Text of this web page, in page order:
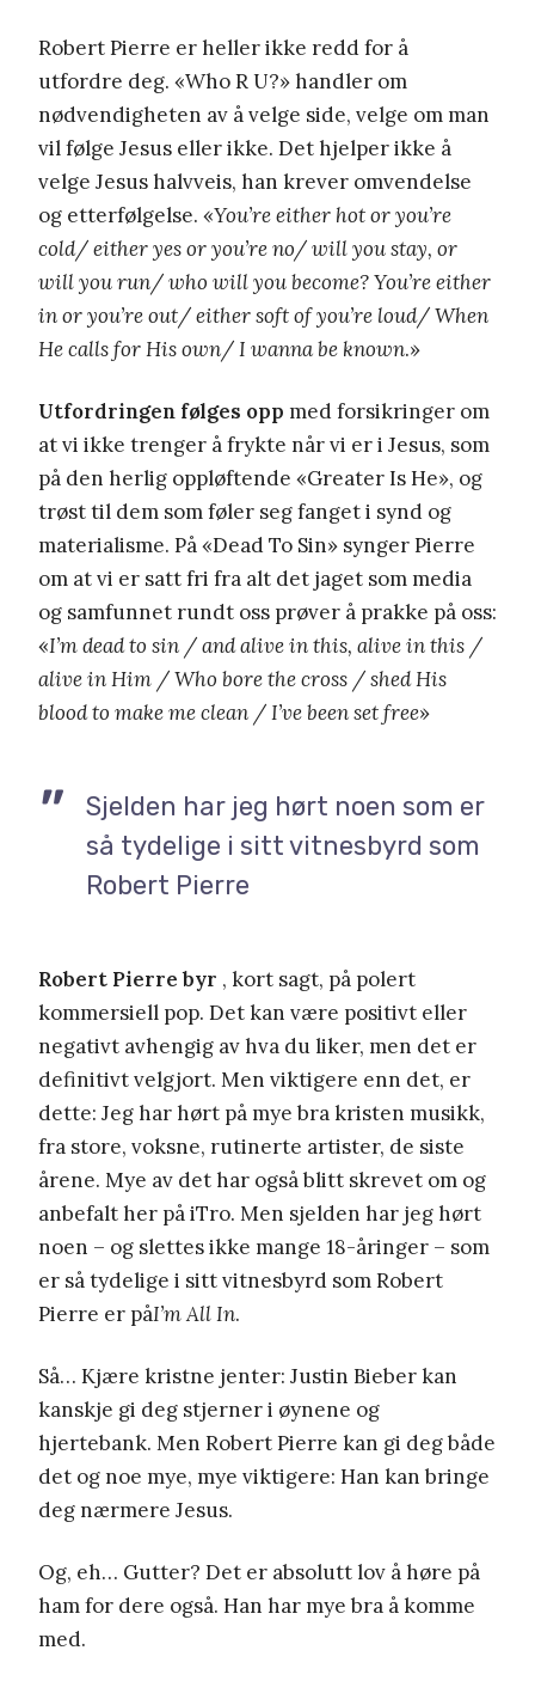
Robert Pierre er heller ikke redd for å
utfordre deg. «Who R U?» handler om
nødvendigheten av å velge side, velge om man
vil følge Jesus eller ikke. Det hjelper ikke å
velge Jesus halvveis, han krever omvendelse
og etterfølgelse. «You’re either hot or you’re
cold/ either yes or you’re no/ will you stay, or
will you run/ who will you become? You’re either
in or you’re out/ either soft of you’re loud/ When
He calls for His own/ I wanna be known.»
Utfordringen følges opp med forsikringer om
at vi ikke trenger å frykte når vi er i Jesus, som
på den herlig oppløftende «Greater Is He», og
trøst til dem som føler seg fanget i synd og
materialisme. På «Dead To Sin» synger Pierre
om at vi er satt fri fra alt det jaget som media
og samfunnet rundt oss prøver å prakke på oss:
«I’m dead to sin / and alive in this, alive in this /
alive in Him / Who bore the cross / shed His
blood to make me clean / I’ve been set free»
Sjelden har jeg hørt noen som er
så tydelige i sitt vitnesbyrd som
Robert Pierre
Robert Pierre byr , kort sagt, på polert
kommersiell pop. Det kan være positivt eller
negativt avhengig av hva du liker, men det er
definitivt velgjort. Men viktigere enn det, er
dette: Jeg har hørt på mye bra kristen musikk,
fra store, voksne, rutinerte artister, de siste
årene. Mye av det har også blitt skrevet om og
anbefalt her på iTro. Men sjelden har jeg hørt
noen – og slettes ikke mange 18-åringer – som
er så tydelige i sitt vitnesbyrd som Robert
Pierre er påI’m All In.
Så… Kjære kristne jenter: Justin Bieber kan
kanskje gi deg stjerner i øynene og
hjertebank. Men Robert Pierre kan gi deg både
det og noe mye, mye viktigere: Han kan bringe
deg nærmere Jesus.
Og, eh… Gutter? Det er absolutt lov å høre på
ham for dere også. Han har mye bra å komme
med.